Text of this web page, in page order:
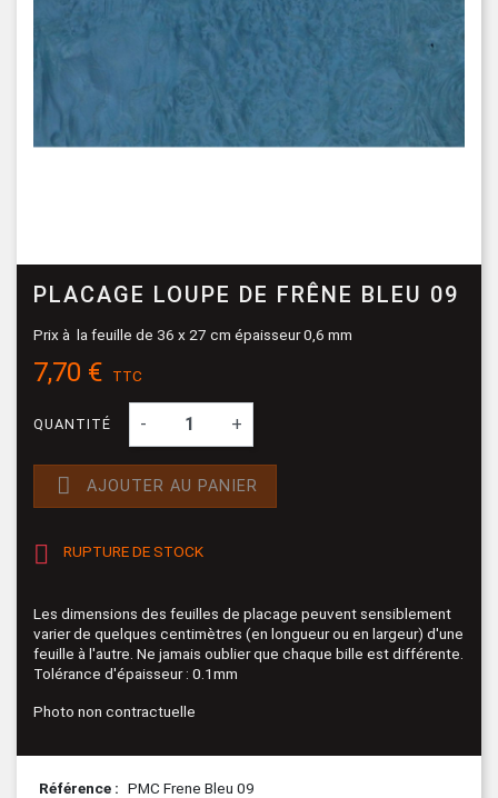
PLACAGE LOUPE DE FRÊNE BLEU 09
Prix à la feuille de 36 x 27 cm épaisseur 0,6 mm
7,70 € TTC
QUANTITÉ - +
 AJOUTER AU PANIER
 RUPTURE DE STOCK
Les dimensions des feuilles de placage peuvent sensiblement
varier de quelques centimètres (en longueur ou en largeur) d'une
feuille à l'autre. Ne jamais oublier que chaque bille est différente.
Tolérance d'épaisseur : 0.1mm
Photo non contractuelle
Référence PMC Frene Bleu 09